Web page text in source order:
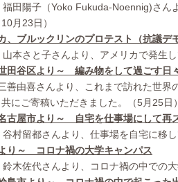
田陽子（Yoko Fukuda-Noennig)さん
月23日）
、ブルックリンのプロテスト（抗議デモ
本さと子さんより、アメリカで発生し
田谷区より～ 編み物をして過ごす日
由喜さんより、これまで訪れた世界
にご寄稿いただきました。（5月25日）
古屋市より～ 自宅を仕事場にして再
村留都さんより、仕事場を自宅に移し
り～ コロナ禍の大学キャンパス
木佐代さんより、コロナ禍の中での大